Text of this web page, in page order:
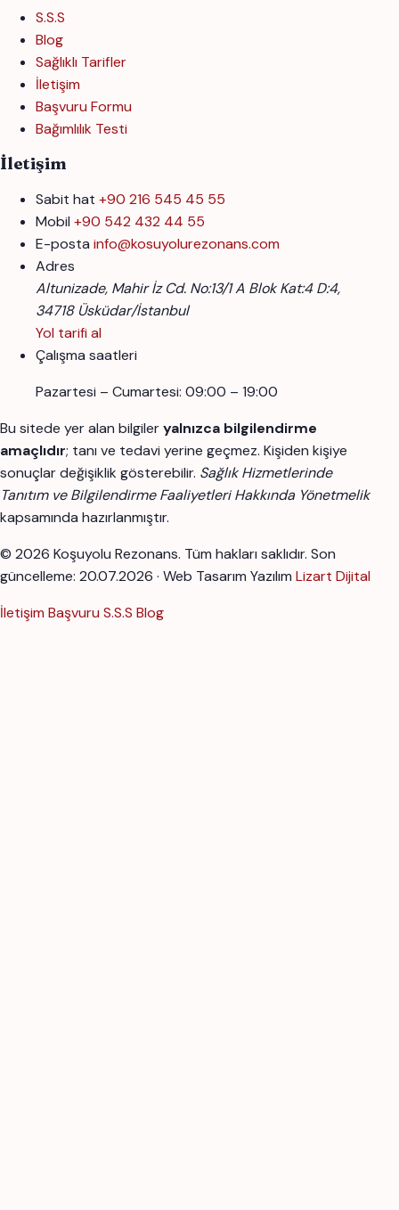
S.S.S
Blog
Sağlıklı Tarifler
İletişim
Başvuru Formu
Bağımlılık Testi
İletişim
Sabit hat +90 216 545 45 55
Mobil +90 542 432 44 55
E-posta info@kosuyolurezonans.com
Adres
Altunizade, Mahir İz Cd. No:13/1 A Blok Kat:4 D:4,
34718 Üsküdar/İstanbul
Yol tarifi al
Çalışma saatleri
Pazartesi – Cumartesi: 09:00 – 19:00
Bu sitede yer alan bilgileryalnızca bilgilendirme
amaçlıdır; tanı ve tedavi yerine geçmez. Kişiden kişiye
sonuçlar değişiklik gösterebilir. Sağlık Hizmetlerinde
Tanıtım ve Bilgilendirme Faaliyetleri Hakkında Yönetmelik
kapsamında hazırlanmıştır.
© 2026 Koşuyolu Rezonans. Tüm hakları saklıdır. Son
güncelleme: 20.07.2026 · Web Tasarım Yazılım Lizart Dijital
İletişim Başvuru S.S.S Blog